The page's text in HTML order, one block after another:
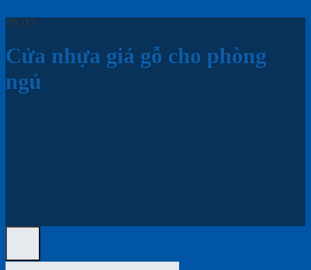
TIN TỨC
Cửa nhựa giả gỗ cho phòng
ngủ